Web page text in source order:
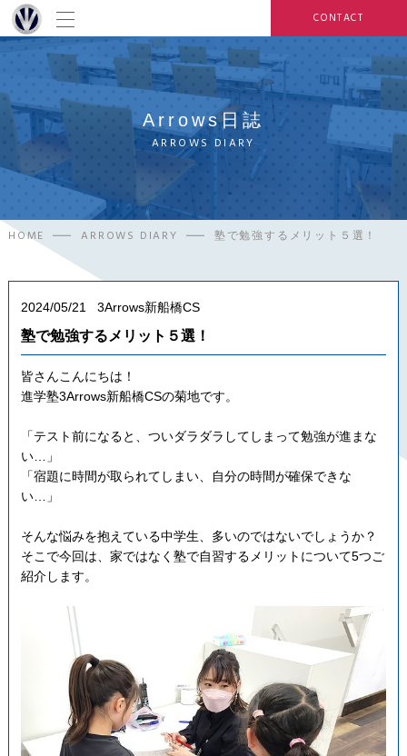
CONTACT
Arrows日誌
ARROWS DIARY
HOME ARROWS DIARY 塾で勉強するメリット５選！
2024/05/21 3Arrows新船橋CS
塾で勉強するメリット５選！
皆さんこんにちは！
進学塾3Arrows新船橋CSの菊地です。
「テスト前になると、ついダラダラしてしまって勉強が進まな
い…」
「宿題に時間が取られてしまい、自分の時間が確保できな
い…」
そんな悩みを抱えている中学生、多いのではないでしょうか？
そこで今回は、家ではなく塾で自習するメリットについて5つご
紹介します。